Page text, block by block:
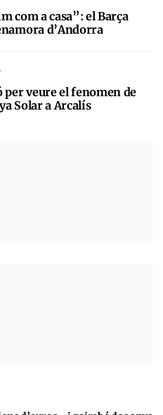
com a casa”: el Barça
d’Andorra
per veure el fenomen de
Solar a Arcalís